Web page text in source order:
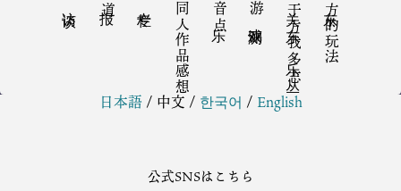
报道 同人作品感想 音乐点 游戏评测 关于东方我乐多丛志 东方的玩法
日本語 / 中文 / 한국어 / English
公式SNSはこちら